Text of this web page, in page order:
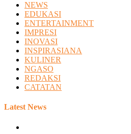
NEWS
EDUKASI
ENTERTAINMENT
IMPRESI
INOVASI
INSPIRASIANA
KULINER
NGASO
REDAKSI
CATATAN
Latest News